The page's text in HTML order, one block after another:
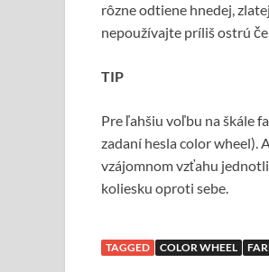
rôzne odtiene hnedej,
nepoužívajte príliš ostrú
TIP
Pre ľahšiu voľbu na škále
zadaní hesla color wheel).
vzájomnom vzťahu
koliesku oproti sebe.
TAGGED COLOR WHEEL